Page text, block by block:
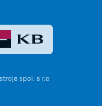
spol. s r.o